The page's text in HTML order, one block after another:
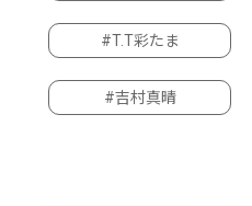
#T.T彩たま
#吉村真晴